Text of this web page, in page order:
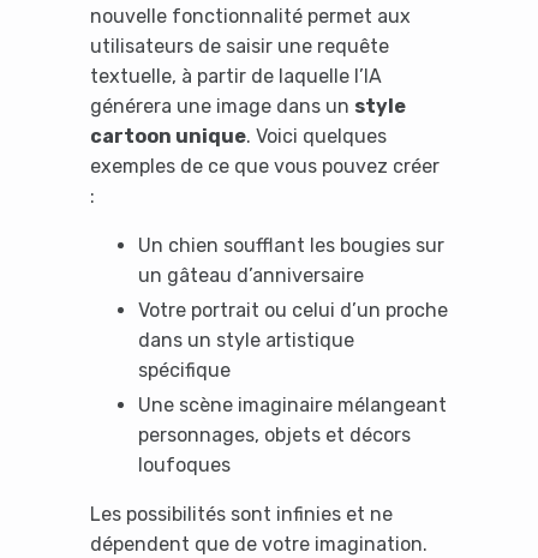
nouvelle fonctionnalité permet aux
utilisateurs de saisir une requête
textuelle, à partir de laquelle l’IA
générera une image dans un style
cartoon unique. Voici quelques
exemples de ce que vous pouvez créer
:
Un chien soufflant les bougies sur
un gâteau d’anniversaire
Votre portrait ou celui d’un proche
dans un style artistique
spécifique
Une scène imaginaire mélangeant
personnages, objets et décors
loufoques
Les possibilités sont infinies et ne
dépendent que de votre imagination.